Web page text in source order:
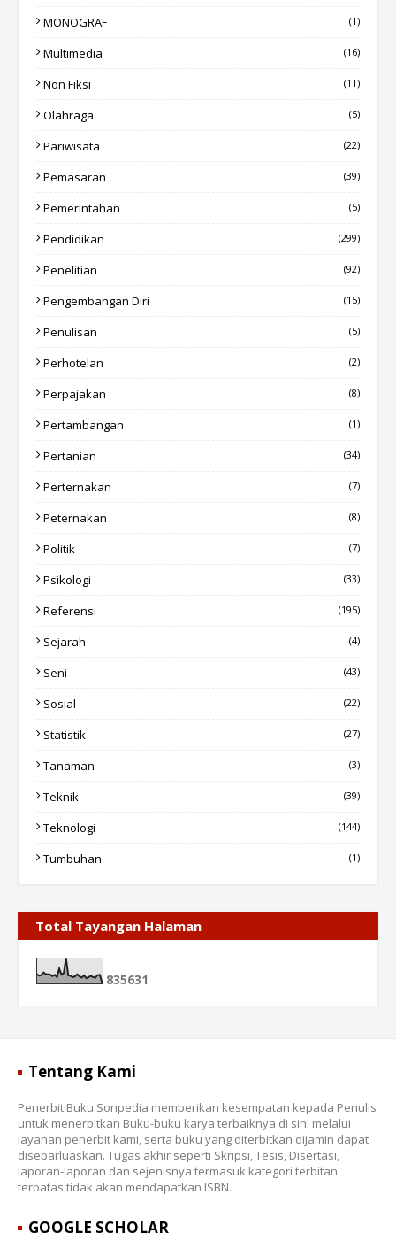
MONOGRAF (1)
Multimedia (16)
Non Fiksi (11)
Olahraga (5)
Pariwisata (22)
Pemasaran (39)
Pemerintahan (5)
Pendidikan (299)
Penelitian (92)
Pengembangan Diri (15)
Penulisan (5)
Perhotelan (2)
Perpajakan (8)
Pertambangan (1)
Pertanian (34)
Perternakan (7)
Peternakan (8)
Politik (7)
Psikologi (33)
Referensi (195)
Sejarah (4)
Seni (43)
Sosial (22)
Statistik (27)
Tanaman (3)
Teknik (39)
Teknologi (144)
Tumbuhan (1)
Total Tayangan Halaman
835631
Tentang Kami
Penerbit Buku Sonpedia memberikan kesempatan kepada Penulis
untuk menerbitkan Buku-buku karya terbaiknya di sini melalui
layanan penerbit kami, serta buku yang diterbitkan dijamin dapat
disebarluaskan. Tugas akhir seperti Skripsi, Tesis, Disertasi,
laporan-laporan dan sejenisnya termasuk kategori terbitan
terbatas tidak akan mendapatkan ISBN.
GOOGLE SCHOLAR